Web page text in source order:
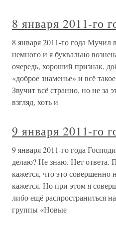
8 января 2011-го
8 января 2011-го года
немного и я буквально
очередь, хороший признак,
«доброе знаменье» и всё
Звучит всё странно, но не за
взгляд, хоть и
9 января 2011-го
9 января 2011-го года
делаю? Не знаю. Нет ответа.
кажется, что это совершенно
кажется. Но при этом я
либо ещё распространиться
группы «Новые